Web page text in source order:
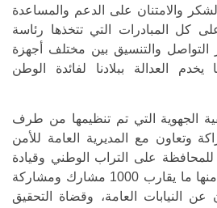
والامتنان على الدعم والمساعدة
كل المبادرات التي تتخذها رئاسة
التواصل والتنسيق بين مختلف أجهزة
يخدم العدالة ببلادنا لفائدة الوطن
الجهوية التي تم تنظيمها من طرف
وتعاون مع المديرية العامة للأمن
للمحافظة على التراب الوطني وقيادة
الدرك الملكي قد استفاد منها ما يقارب 1000 مشارك ومشاركة
النيابات العامة، وقضاة التحقيق